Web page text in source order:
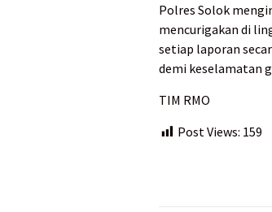
Polres Solok
mencurigakan di
setiap laporan
demi keselamatan
TIM RMO
Post Views: 159